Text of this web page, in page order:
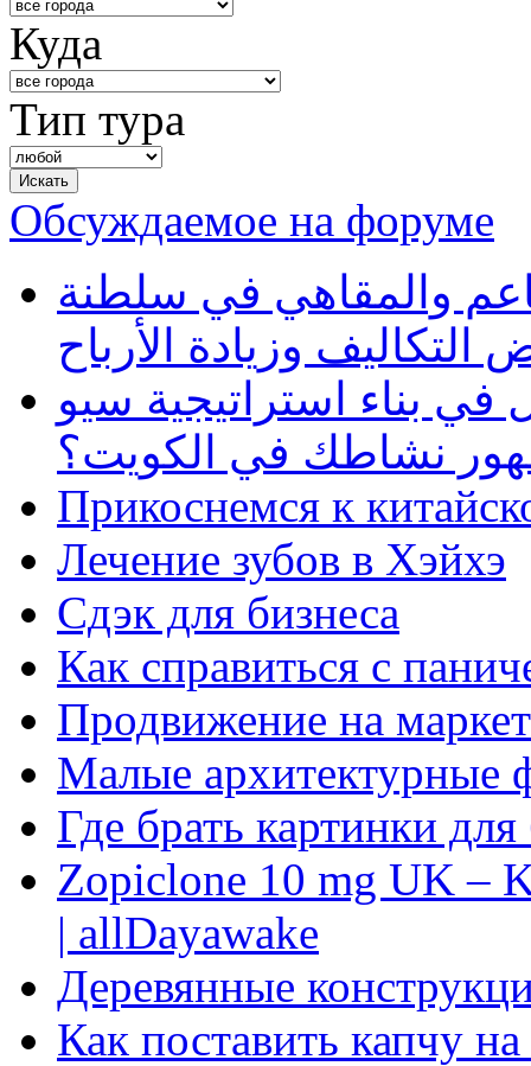
Куда
Тип тура
Обсуждаемое на форуме
والمقاهي في سلطنة
وزيادة الأرباح
بناء استراتيجية سيو
نشاطك في الكويت؟
Прикоснемся к
Лечение зубов в Хэйхэ
Сдэк для бизнеса
Как справиться с
Продвижение на
Малые архитектурные
Где брать картинки
Zopiclone 10 mg UK –
| allDayawake
Деревянные
Как поставить капчу